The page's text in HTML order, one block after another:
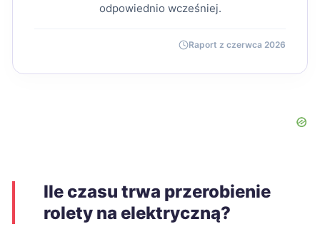
odpowiednio wcześniej.
Raport z czerwca 2026
Ile czasu trwa przerobienie
rolety na elektryczną?